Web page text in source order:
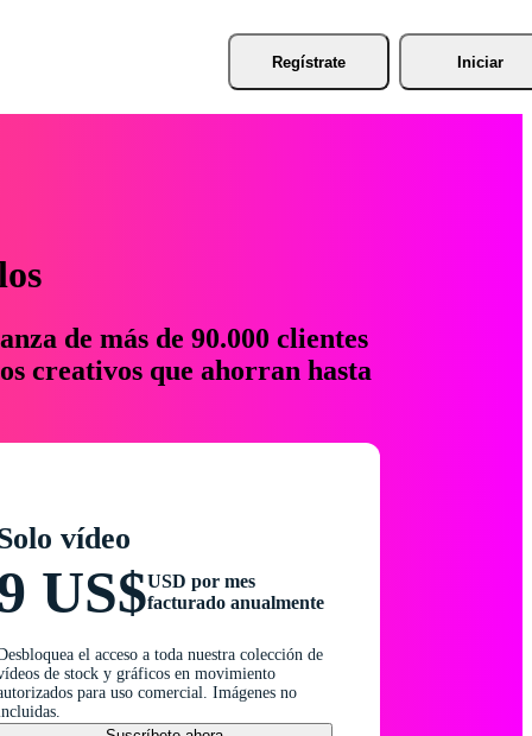
Regístrate Iniciar
de más de 90.000 clientes
creativos que ahorran hasta
vídeo
US$USD por mes
facturado anualmente
el acceso a toda nuestra colección de
de stock y gráficos en movimiento
para uso comercial. Imágenes no